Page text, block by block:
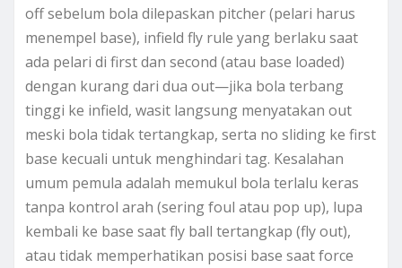
off sebelum bola dilepaskan pitcher (pelari harus
menempel base), infield fly rule yang berlaku saat
ada pelari di first dan second (atau base loaded)
dengan kurang dari dua out—jika bola terbang
tinggi ke infield, wasit langsung menyatakan out
meski bola tidak tertangkap, serta no sliding ke first
base kecuali untuk menghindari tag. Kesalahan
umum pemula adalah memukul bola terlalu keras
tanpa kontrol arah (sering foul atau pop up), lupa
kembali ke base saat fly ball tertangkap (fly out),
atau tidak memperhatikan posisi base saat force